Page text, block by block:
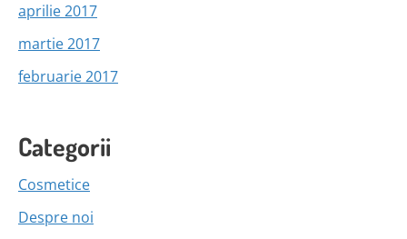
aprilie 2017
martie 2017
februarie 2017
Categorii
Cosmetice
Despre noi